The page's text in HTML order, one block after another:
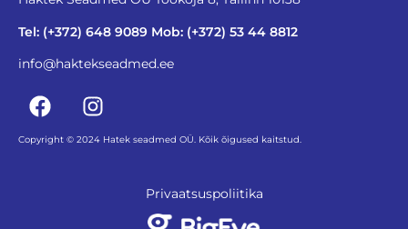
Tel: (+372) 648 9089 Mob: (+372) 53 44 8812
info@haktekseadmed.ee
Copyright © 2024 Hatek seadmed OÜ. Kõik õigused kaitstud.
Privaatsuspoliitika